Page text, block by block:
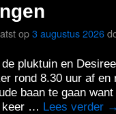
op3 augustus 2026
de pluktuin en
rond 8.30 uur af
baan te gaan
keer … Lees verder